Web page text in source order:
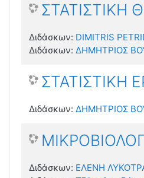
ΣΤΑΤΙΣΤΙΚΗ
Διδάσκων: DIMITRIS
Διδάσκων: ΔΗΜΗΤΡΙΟΣ
ΣΤΑΤΙΣΤΙΚΗ
Διδάσκων: ΔΗΜΗΤΡΙΟΣ
Διδάσκων: ΕΛΕΝΗ